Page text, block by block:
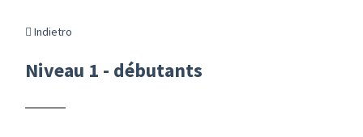
Indietro
Niveau 1 - débutants